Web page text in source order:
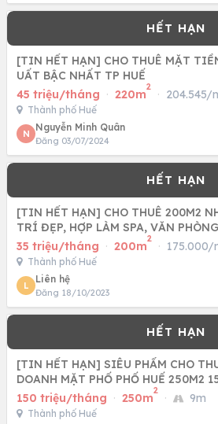
[TIN HẾT HẠN] CHO THUÊ MẶT
UẤT BẬC NHẤT TP HUẾ
45 triệu/tháng · 220m
2
· 204.545/
Thành phố Huế
N
Nguyễn Minh Quân
Đăng 03/07/2024
[TIN HẾT HẠN] CHO THUÊ 200M2
TRÍ ĐẸP, HỢP LÀM SPA, VĂN
35 triệu/tháng · 200m
2
· 175.000/
Thành phố Huế
L
Liên hệ
Đăng 18/10/2023
[TIN HẾT HẠN] SIÊU PHẨM CHO
DOANH MẶT PHỐ PHỐ HUẾ 250M2
150 triệu/tháng · 250m
2
· 9m
Thành phố Huế